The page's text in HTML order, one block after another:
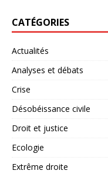
CATÉGORIES
Actualités
Analyses et débats
Crise
Désobéissance civile
Droit et justice
Ecologie
Extrême droite